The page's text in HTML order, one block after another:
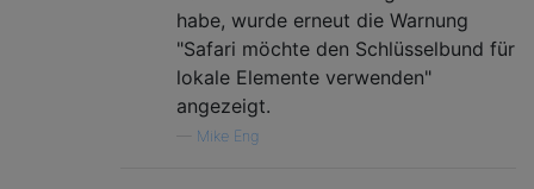
habe, wurde erneut die Warnung
"Safari möchte den Schlüsselbund für
lokale Elemente verwenden"
angezeigt.
Mike Eng